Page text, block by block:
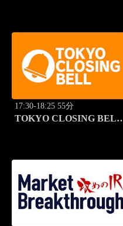
17:30-18:25 55分
TOKYO CLOSING BELL